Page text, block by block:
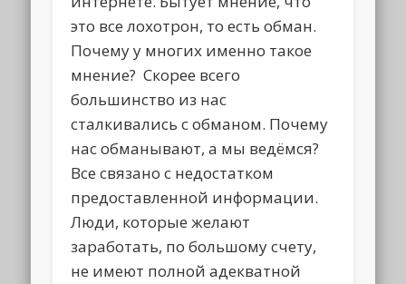
это все лохотрон, то есть обман.
Почему у многих именно такое
мнение? Скорее всего
большинство из нас
сталкивались с обманом. Почему
нас обманывают, а мы ведёмся?
Все связано с недостатком
предоставленной информации.
Люди, которые желают
заработать, по большому счету,
не имеют полной адекватной